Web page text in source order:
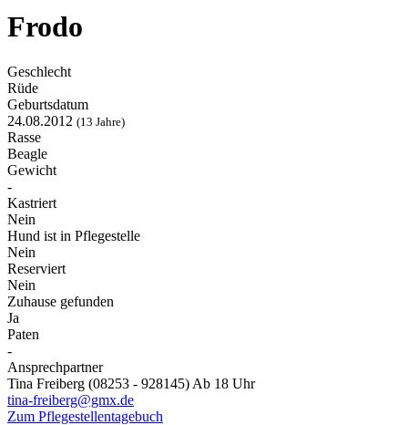
Frodo
Geschlecht
Rüde
Geburtsdatum
24.08.2012 (13 Jahre)
Rasse
Beagle
Gewicht
-
Kastriert
Nein
Hund ist in Pflegestelle
Nein
Reserviert
Nein
Zuhause gefunden
Ja
Paten
-
Ansprechpartner
Tina Freiberg (08253 - 928145) Ab 18 Uhr
tina-freiberg@gmx.de
Zum Pflegestellentagebuch